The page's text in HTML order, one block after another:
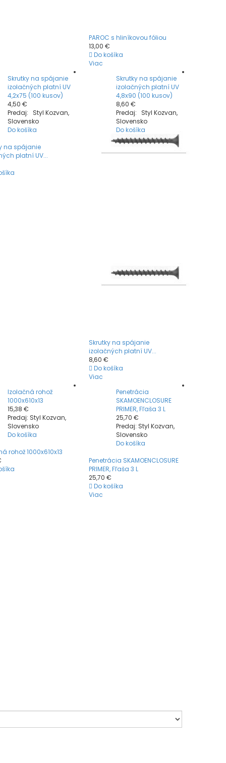
PAROC s hliníkovou fóliou
13,00 €
Do košíka
Viac
Skrutky na spájanie
izolačných platní UV
4,2x75 (100 kusov)
4,50 €
Predaj: Styl Kozvan,
Slovensko
Do košíka
na spájanie
platní UV...
Skrutky na spájanie
izolačných platní UV
4,8x90 (100 kusov)
8,60 €
Predaj: Styl Kozvan,
Slovensko
Do košíka
Skrutky na spájanie
izolačných platní UV...
8,60 €
Do košíka
Viac
Izolačná rohož
1000x610x13
15,38 €
Predaj: Styl Kozvan,
Slovensko
Do košíka
rohož 1000x610x13
Penetrácia
SKAMOENCLOSURE
PRIMER, Fľaša 3 L
25,70 €
Predaj: Styl Kozvan,
Slovensko
Do košíka
Penetrácia SKAMOENCLOSURE
PRIMER, Fľaša 3 L
25,70 €
Do košíka
Viac